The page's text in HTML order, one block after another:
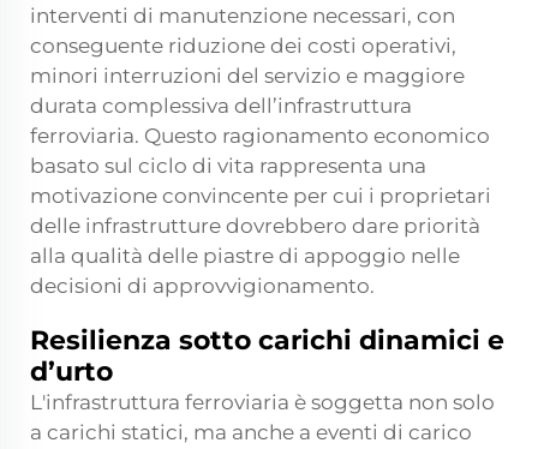
interventi di manutenzione necessari, con
conseguente riduzione dei costi operativi,
minori interruzioni del servizio e maggiore
durata complessiva dell’infrastruttura
ferroviaria. Questo ragionamento economico
basato sul ciclo di vita rappresenta una
motivazione convincente per cui i proprietari
delle infrastrutture dovrebbero dare priorità
alla qualità delle piastre di appoggio nelle
decisioni di approvvigionamento.
Resilienza sotto carichi dinamici e
d’urto
L'infrastruttura ferroviaria è soggetta non solo
a carichi statici, ma anche a eventi di carico